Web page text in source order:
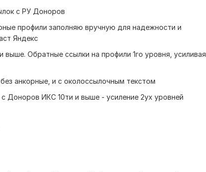
с РУ Доноров
профили заполняю вручную для надежности и
Яндекс
Обратные ссылки на профили 1го уровня, усиливая
анкорные, и с околоссылочным текстом
Доноров ИКС 10ти и выше - усиление 2ух уровней